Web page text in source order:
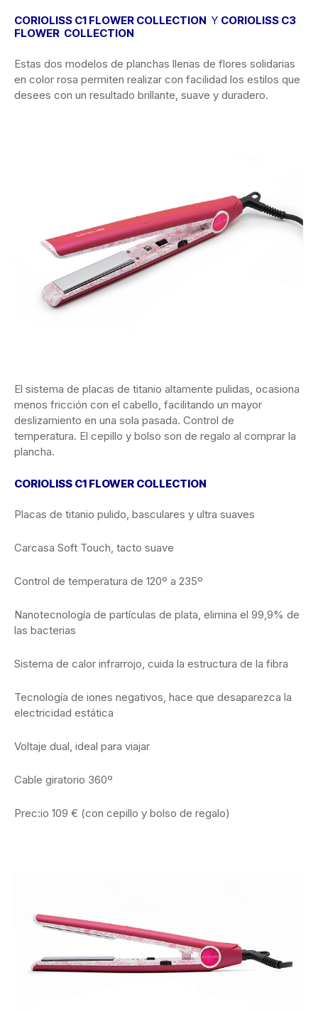
CORIOLISS C1 FLOWER COLLECTION Y CORIOLISS C3
FLOWER COLLECTION
Estas dos modelos de planchas llenas de flores solidarias
en color rosa permiten realizar con facilidad los estilos que
desees con un resultado brillante, suave y duradero.
El sistema de placas de titanio altamente pulidas, ocasiona
menos fricción con el cabello, facilitando un mayor
deslizamiento en una sola pasada. Control de
temperatura. El cepillo y bolso son de regalo al comprar la
plancha.
CORIOLISS C1 FLOWER COLLECTION
Placas de titanio pulido, basculares y ultra suaves
Carcasa Soft Touch, tacto suave
Control de temperatura de 120º a 235º
Nanotecnología de partículas de plata, elimina el 99,9% de
las bacterias
Sistema de calor infrarrojo, cuida la estructura de la fibra
Tecnología de iones negativos, hace que desaparezca la
electricidad estática
Voltaje dual, ideal para viajar
Cable giratorio 360º
Prec:io 109 € (con cepillo y bolso de regalo)